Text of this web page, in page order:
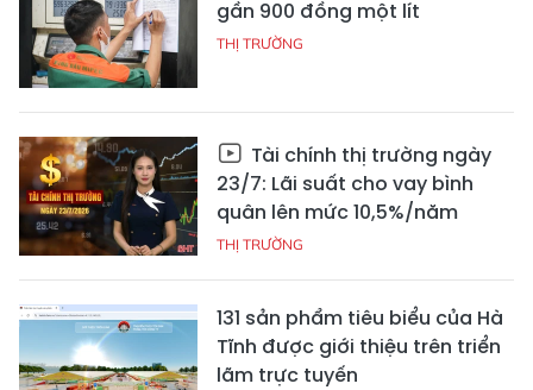
gần 900 đồng một lít
THỊ TRƯỜNG
Tài chính thị trường ngày
23/7: Lãi suất cho vay bình
quân lên mức 10,5%/năm
THỊ TRƯỜNG
131 sản phẩm tiêu biểu của Hà
Tĩnh được giới thiệu trên triển
lãm trực tuyến